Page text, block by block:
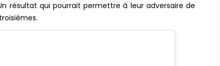
résultat qui pourrait permettre à leur adversaire de